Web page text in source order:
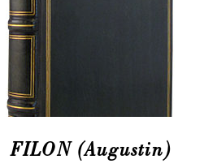
FILON (Augustin)